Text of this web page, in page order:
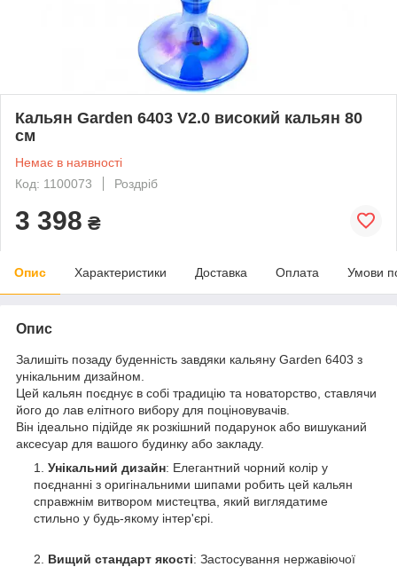
Кальян Garden 6403 V2.0 високий кальян 80
см
Немає в наявності
Код: 1100073
Роздріб
3 398 ₴
Опис Характеристики Доставка Оплата Умови
Опис
Залишіть позаду буденність завдяки кальяну Garden 6403 з
унікальним дизайном.
Цей кальян поєднує в собі традицію та новаторство, ставлячи
його до лав елітного вибору для поціновувачів.
Він ідеально підійде як розкішний подарунок або вишуканий
аксесуар для вашого будинку або закладу.
Унікальний дизайн: Елегантний чорний колір у
поєднанні з оригінальними шипами робить цей кальян
справжнім витвором мистецтва, який виглядатиме
стильно у будь-якому інтер'єрі.
Вищий стандарт якості: Застосування нержавіючої